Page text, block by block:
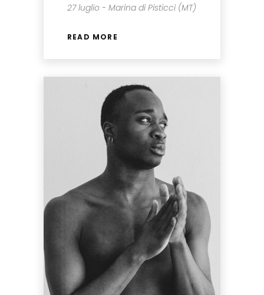
27 luglio - Marina di Pisticci (MT)
READ MORE